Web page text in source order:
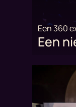
Een 360
Een